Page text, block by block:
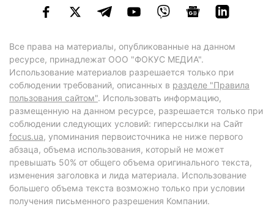
Все права на материалы, опубликованные на данном
ресурсе, принадлежат ООО "ФОКУС МЕДИА".
Использование материалов разрешается только при
соблюдении требований, описанных в разделе "Правила
пользования сайтом". Использовать информацию,
размещенную на данном ресурсе, разрешается только при
соблюдении следующих условий: гиперссылки на Сайт
focus.ua, упоминания первоисточника не ниже первого
абзаца, объема использования, который не может
превышать 50% от общего объема оригинального текста,
изменения заголовка и лида материала. Использование
большего объема текста возможно только при условии
получения письменного разрешения Компании.